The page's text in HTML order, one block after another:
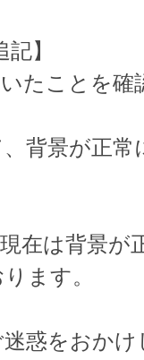
】
たことを確
背景が正
在は背景が
ます。
惑をおか